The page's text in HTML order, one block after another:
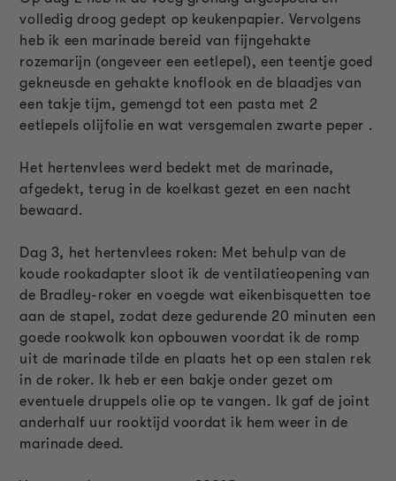
volledig droog gedept op keukenpapier. Vervolgens
heb ik een marinade bereid van fijngehakte
rozemarijn (ongeveer een eetlepel), een teentje goed
gekneusde en gehakte knoflook en de blaadjes van
een takje tijm, gemengd tot een pasta met 2
eetlepels olijfolie en wat versgemalen zwarte peper .
Het hertenvlees werd bedekt met de marinade,
afgedekt, terug in de koelkast gezet en een nacht
bewaard.
Dag 3, het hertenvlees roken: Met behulp van de
koude rookadapter sloot ik de ventilatieopening van
de Bradley-roker en voegde wat eikenbisquetten toe
aan de stapel, zodat deze gedurende 20 minuten een
goede rookwolk kon opbouwen voordat ik de romp
uit de marinade tilde en plaats het op een stalen rek
in de roker. Ik heb er een bakje onder gezet om
eventuele druppels olie op te vangen. Ik gaf de joint
anderhalf uur rooktijd voordat ik hem weer in de
marinade deed.